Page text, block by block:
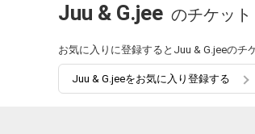
Juu & G.jee のチケット
お気に入りに登録するとJuu & G.jeeのチ
Juu & G.jeeをお気に入り登録する